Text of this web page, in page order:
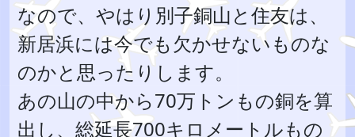
なので、やはり別子銅山と住友は、
新居浜には今でも欠かせないものな
のかと思ったりします。
あの山の中から70万トンもの銅を算
出し、総延長700キロメートルもの